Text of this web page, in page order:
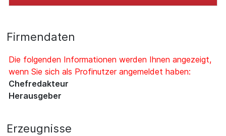
Firmendaten
Die folgenden Informationen werden Ihnen angezeigt,
wenn Sie sich als Profinutzer angemeldet haben:
Chefredakteur
Herausgeber
Erzeugnisse